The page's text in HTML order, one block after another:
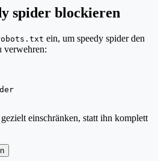
spider blockieren
ein, um speedy spider den
verwehren:
einschränken, statt ihn komplett